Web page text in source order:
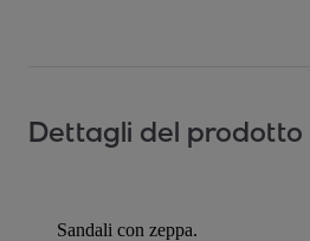
Dettagli del prodotto
Sandali con zeppa.